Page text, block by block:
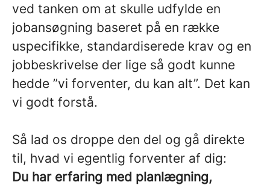
ved tanken om at skulle udfylde en
jobansøgning baseret på en række
uspecifikke, standardiserede krav og en
jobbeskrivelse der lige så godt kunne
hedde ”vi forventer, du kan alt”. Det kan
vi godt forstå.
Så lad os droppe den del og gå direkte
til, hvad vi egentlig forventer af dig:
Du har erfaring med planlægning,